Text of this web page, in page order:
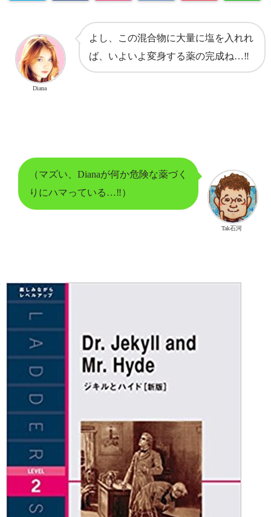
よし、この混合物に大量に塩を入れれ
ば、いよいよ変身する薬の完成ね…‼
Diana
（マズい、Dianaが何か危険な薬づく
りにハマっている…‼）
Tak石河